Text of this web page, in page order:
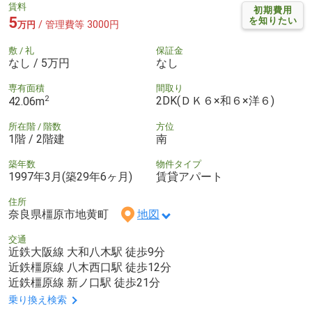
初期費用
を知りたい
賃料
5万円 / 管理費等 3000円
敷 / 礼
なし / 5万円
保証金
なし
専有面積
42.06m2
間取り
2DK(ＤＫ６×和６×洋６)
所在階 / 階数
1階 / 2階建
方位
南
築年数
1997年3月(築29年6ヶ月)
物件タイプ
賃貸アパート
住所
奈良県橿原市地黄町 地図
交通
近鉄大阪線 大和八木駅 徒歩9分
近鉄橿原線 八木西口駅 徒歩12分
近鉄橿原線 新ノ口駅 徒歩21分
乗り換え検索